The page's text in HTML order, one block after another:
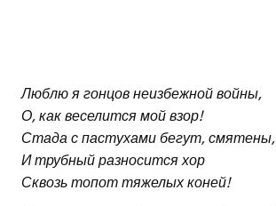
Люблю я гонцов неизбежной войны,
О, как веселится мой взор!
Стада с пастухами бегут, смятены,
И трубный разносится хор
Сквозь топот тяжелых коней!